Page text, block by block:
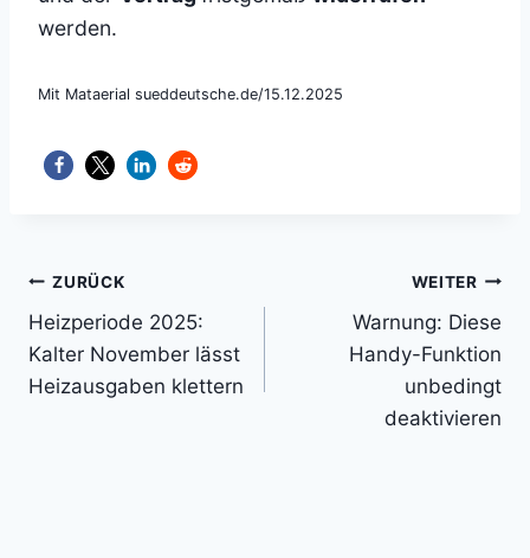
werden.
Mit Mataerial sueddeutsche.de/15.12.2025
Beitragsnavigation
ZURÜCK
Heizperiode 2025:
Kalter November lässt
Heizausgaben klettern
WEITER
Warnung: Diese
Handy-Funktion
unbedingt
deaktivieren